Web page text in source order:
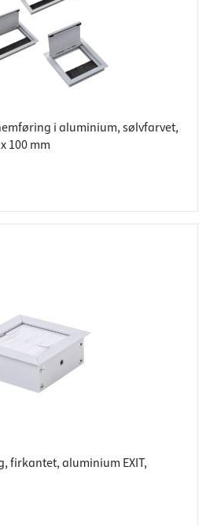
i aluminium, sølvfarvet,
100 mm
firkantet, aluminium EXIT,